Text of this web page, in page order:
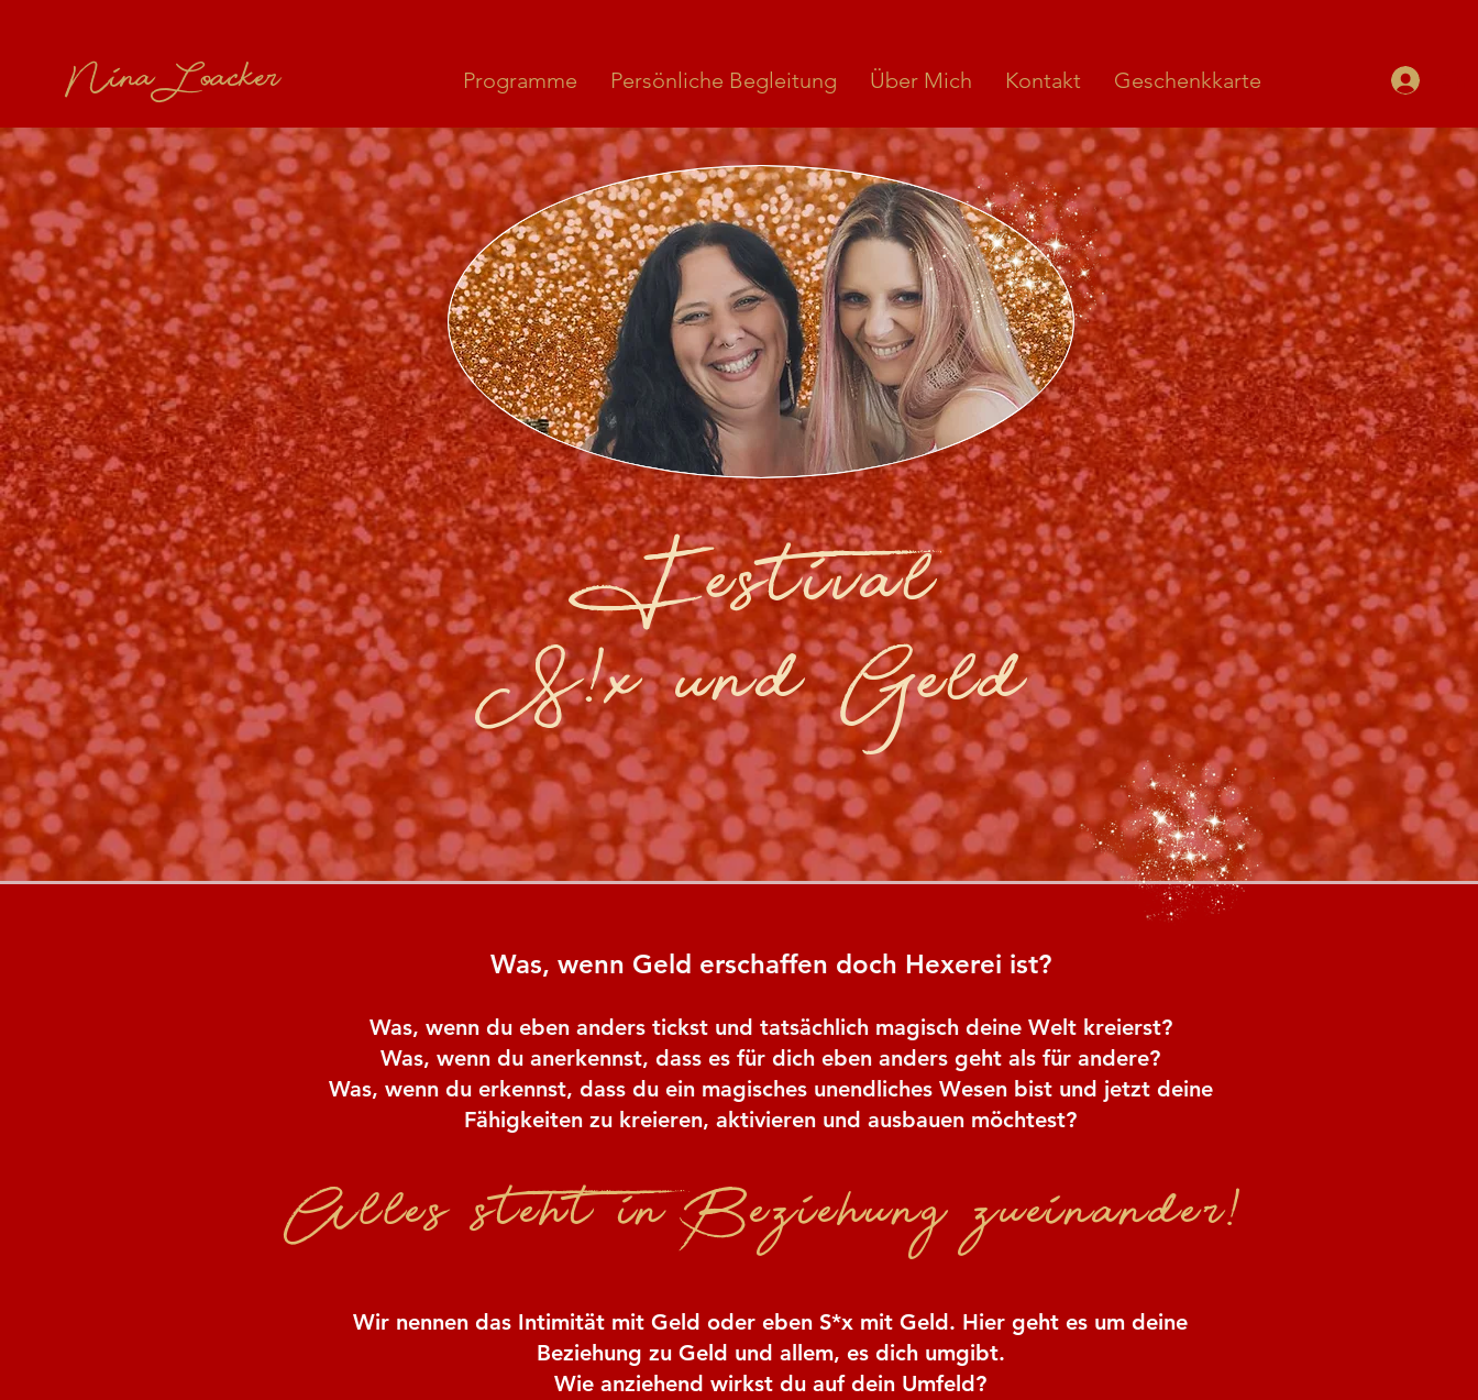
Nina Loacker Programme Persönliche Begleitung Über Mich Kontakt Geschenkkarte
Festival
S!x und Geld
Was, wenn Geld erschaffen doch Hexerei ist?
Was, wenn du eben anders tickst und tatsächlich magisch deine Welt kreierst?
Was, wenn du anerkennst, dass es für dich eben anders geht als für andere?
Was, wenn du erkennst, dass du ein magisches unendliches Wesen bist und jetzt deine
Fähigkeiten zu kreieren, aktivieren und ausbauen möchtest?
Alles steht in Beziehung zueinander!
Wir nennen das Intimität mit Geld oder eben S*x mit Geld. Hier geht es um deine
Beziehung zu Geld und allem, es dich umgibt.
Wie anziehend wirkst du auf dein Umfeld?